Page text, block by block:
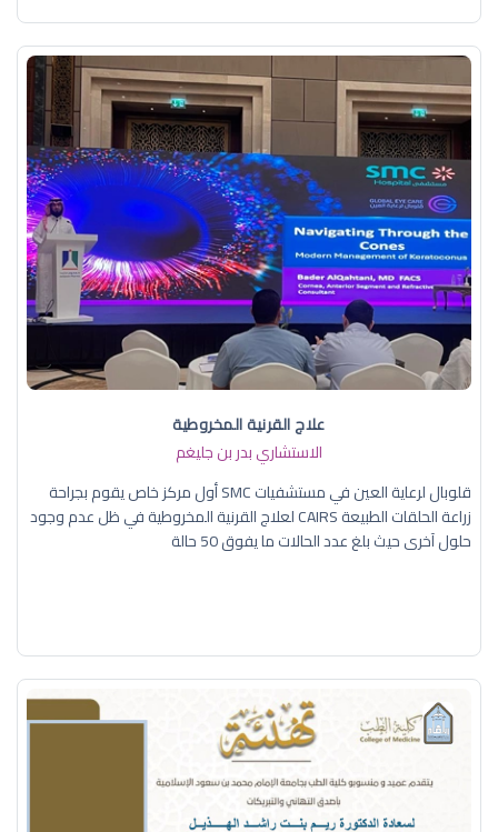
علاج القرنية المخروطية
الاستشاري بدر بن جليغم
قلوبال لرعاية العين في مستشفيات SMC أول مركز خاص يقوم بجراحة
زراعة الحلقات الطبيعة CAIRS لعلاج القرنية المخروطية في ظل عدم وجود
حلول آخرى حيث بلغ عدد الحالات ما يفوق 50 حالة